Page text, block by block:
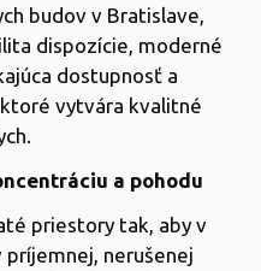
budov v Bratislave,
dispozície, moderné
dostupnosť a
vytvára kvalitné
a pohodu
priestory tak, aby v
príjemnej, nerušenej